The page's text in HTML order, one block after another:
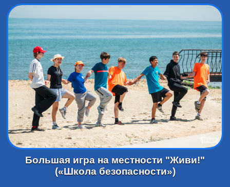
Большая игра на местности "Живи!"
(«Школа безопасности»)